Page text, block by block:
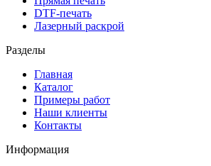
DTF-печать
Лазерный раскрой
Разделы
Главная
Каталог
Примеры работ
Наши клиенты
Контакты
Информация